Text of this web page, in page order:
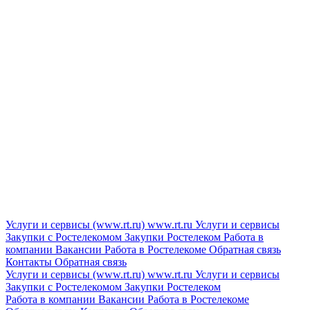
Услуги и сервисы (www.rt.ru) www.rt.ru Услуги и сервисы
Закупки с Ростелекомом Закупки Ростелеком Работа в
компании Вакансии Работа в Ростелекоме Обратная связь
Контакты Обратная связь
Услуги и сервисы (www.rt.ru) www.rt.ru Услуги и сервисы
Закупки с Ростелекомом Закупки Ростелеком
Работа в компании Вакансии Работа в Ростелекоме